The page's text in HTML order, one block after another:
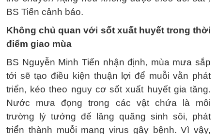
BS Tiến cảnh báo.
Không chủ quan với sốt xuất huyết trong thời
điểm giao mùa
BS Nguyễn Minh Tiến nhận định, mùa mưa sắp
tới sẽ tạo điều kiện thuận lợi để muỗi vằn phát
triển, kéo theo nguy cơ sốt xuất huyết gia tăng.
Nước mưa đọng trong các vật chứa là môi
trường lý tưởng để lăng quăng sinh sôi, phát
triển thành muỗi mang virus gây bệnh. Vì vậy,